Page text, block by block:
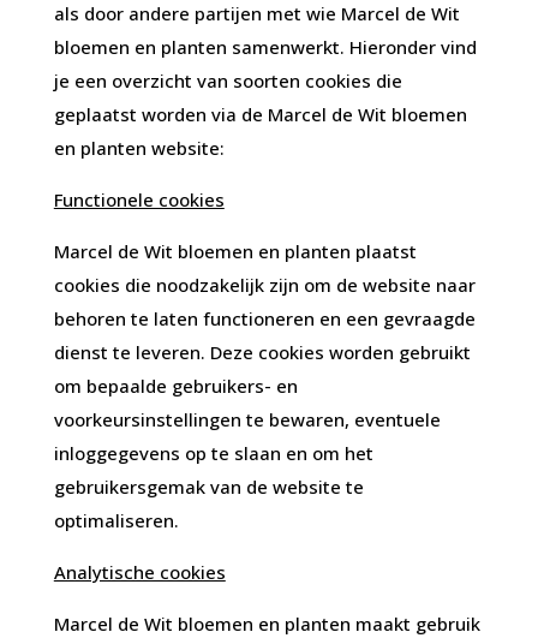
als door andere partijen met wie Marcel de Wit
bloemen en planten samenwerkt. Hieronder vind
je een overzicht van soorten cookies die
geplaatst worden via de Marcel de Wit bloemen
en planten website:
Functionele cookies
Marcel de Wit bloemen en planten plaatst
cookies die noodzakelijk zijn om de website naar
behoren te laten functioneren en een gevraagde
dienst te leveren. Deze cookies worden gebruikt
om bepaalde gebruikers- en
voorkeursinstellingen te bewaren, eventuele
inloggegevens op te slaan en om het
gebruikersgemak van de website te
optimaliseren.
Analytische cookies
Marcel de Wit bloemen en planten maakt gebruik